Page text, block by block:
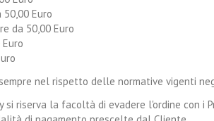
Euro
da 50,00 Euro
nel rispetto delle normative vigenti
si riserva la facoltà di evadere l'ordine con